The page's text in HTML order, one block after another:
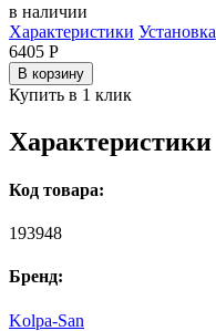
в наличии
Характеристики Установка
6405 Р
В корзину
Купить в 1 клик
Характеристики
Код товара:
193948
Бренд:
Kolpa-San